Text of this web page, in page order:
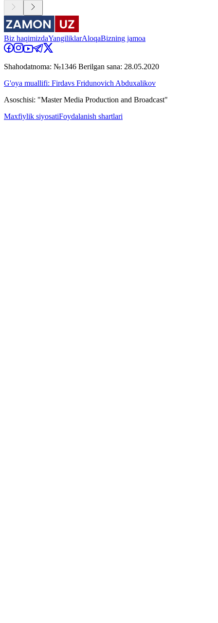
Biz haqimizdaYangiliklarAloqaBizning jamoa
Shahodatnoma: №1346 Berilgan sana: 28.05.2020
G'oya muallifi: Firdavs Fridunovich Abduxalikov
Asoschisi: "Master Media Production and Broadcast"
Maxfiylik siyosatiFoydalanish shartlari